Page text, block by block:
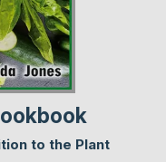
to the Plant